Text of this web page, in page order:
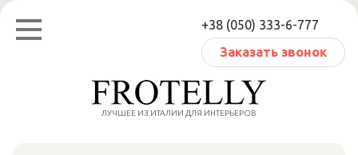
Перейти
содержанию
+38 (050) 333-6-777
Заказать звонок
ЛУЧШЕЕ ИЗ ИТАЛИИ ДЛЯ ИНТЕРЬЕРОВ